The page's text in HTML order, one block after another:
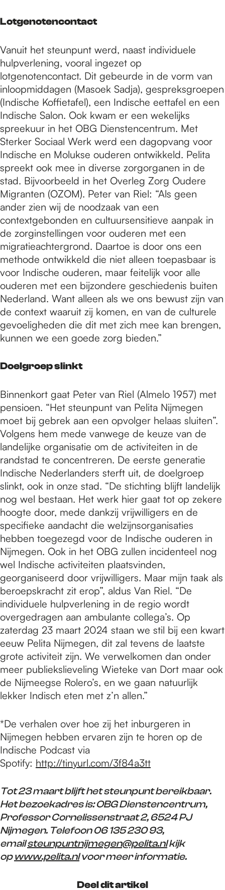
Lotgenotencontact
Vanuit het steunpunt werd, naast individuele
hulpverlening, vooral ingezet op
lotgenotencontact. Dit gebeurde in de vorm van
inloopmiddagen (Masoek Sadja), gespreksgroepen
(Indische Koffietafel), een Indische eettafel en een
Indische Salon. Ook kwam er een wekelijks
spreekuur in het OBG Dienstencentrum. Met
Sterker Sociaal Werk werd een dagopvang voor
Indische en Molukse ouderen ontwikkeld. Pelita
spreekt ook mee in diverse zorgorganen in de
stad. Bijvoorbeeld in het Overleg Zorg Oudere
Migranten (OZOM). Peter van Riel: “Als geen
ander zien wij de noodzaak van een
contextgebonden en cultuursensitieve aanpak in
de zorginstellingen voor ouderen met een
migratieachtergrond. Daartoe is door ons een
methode ontwikkeld die niet alleen toepasbaar is
voor Indische ouderen, maar feitelijk voor alle
ouderen met een bijzondere geschiedenis buiten
Nederland. Want alleen als we ons bewust zijn van
de context waaruit zij komen, en van de culturele
gevoeligheden die dit met zich mee kan brengen,
kunnen we een goede zorg bieden.”
Doelgroep slinkt
Binnenkort gaat Peter van Riel (Almelo 1957) met
pensioen. “Het steunpunt van Pelita Nijmegen
moet bij gebrek aan een opvolger helaas sluiten”.
Volgens hem mede vanwege de keuze van de
landelijke organisatie om de activiteiten in de
randstad te concentreren. De eerste generatie
Indische Nederlanders sterft uit, de doelgroep
slinkt, ook in onze stad. “De stichting blijft landelijk
nog wel bestaan. Het werk hier gaat tot op zekere
hoogte door, mede dankzij vrijwilligers en de
specifieke aandacht die welzijnsorganisaties
hebben toegezegd voor de Indische ouderen in
Nijmegen. Ook in het OBG zullen incidenteel nog
wel Indische activiteiten plaatsvinden,
georganiseerd door vrijwilligers. Maar mijn taak als
beroepskracht zit erop”, aldus Van Riel. “De
individuele hulpverlening in de regio wordt
overgedragen aan ambulante collega’s. Op
zaterdag 23 maart 2024 staan we stil bij een kwart
eeuw Pelita Nijmegen, dit zal tevens de laatste
grote activiteit zijn. We verwelkomen dan onder
meer publiekslieveling Wieteke van Dort maar ook
de Nijmeegse Rolero’s, en we gaan natuurlijk
lekker Indisch eten met z’n allen.”
*De verhalen over hoe zij het inburgeren in
Nijmegen hebben ervaren zijn te horen op de
Indische Podcast via
Spotify: http://tinyurl.com/3f84a3tt
Tot 23 maart blijft het steunpunt bereikbaar.
Het bezoekadres is: OBG Dienstencentrum,
Professor Cornelissenstraat 2, 6524 PJ
Nijmegen. Telefoon 06 135 230 93,
emailsteunpuntnijmegen@pelita.nlkijk
opwww.pelita.nlvoor meer informatie.
Deel dit artikel